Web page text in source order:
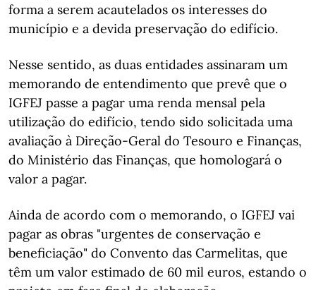
forma a serem acautelados os interesses do
município e a devida preservação do edifício.
Nesse sentido, as duas entidades assinaram um
memorando de entendimento que prevê que o
IGFEJ passe a pagar uma renda mensal pela
utilização do edifício, tendo sido solicitada uma
avaliação à Direção-Geral do Tesouro e Finanças,
do Ministério das Finanças, que homologará o
valor a pagar.
Ainda de acordo com o memorando, o IGFEJ vai
pagar as obras "urgentes de conservação e
beneficiação" do Convento das Carmelitas, que
têm um valor estimado de 60 mil euros, estando o